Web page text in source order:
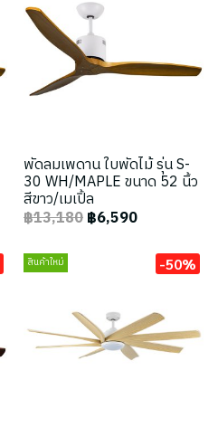
พัดลมเพดาน ใบพัดไม้ รุ่น S-
30 WH/MAPLE ขนาด 52 นิ้ว
สีขาว/เมเปิ้ล
฿13,180฿6,590
สินค้าใหม่ -50%